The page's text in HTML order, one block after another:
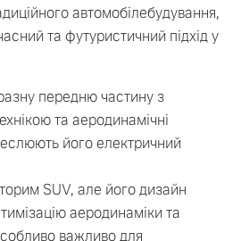
автомобілебудування,
та футуристичний підхід у
передню частину з
та аеродинамічні
його електричний
SUV, але його дизайн
аеродинаміки та
важливо для